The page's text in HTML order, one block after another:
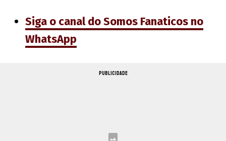
Siga o canal do Somos Fanaticos no
WhatsApp
PUBLICIDADE